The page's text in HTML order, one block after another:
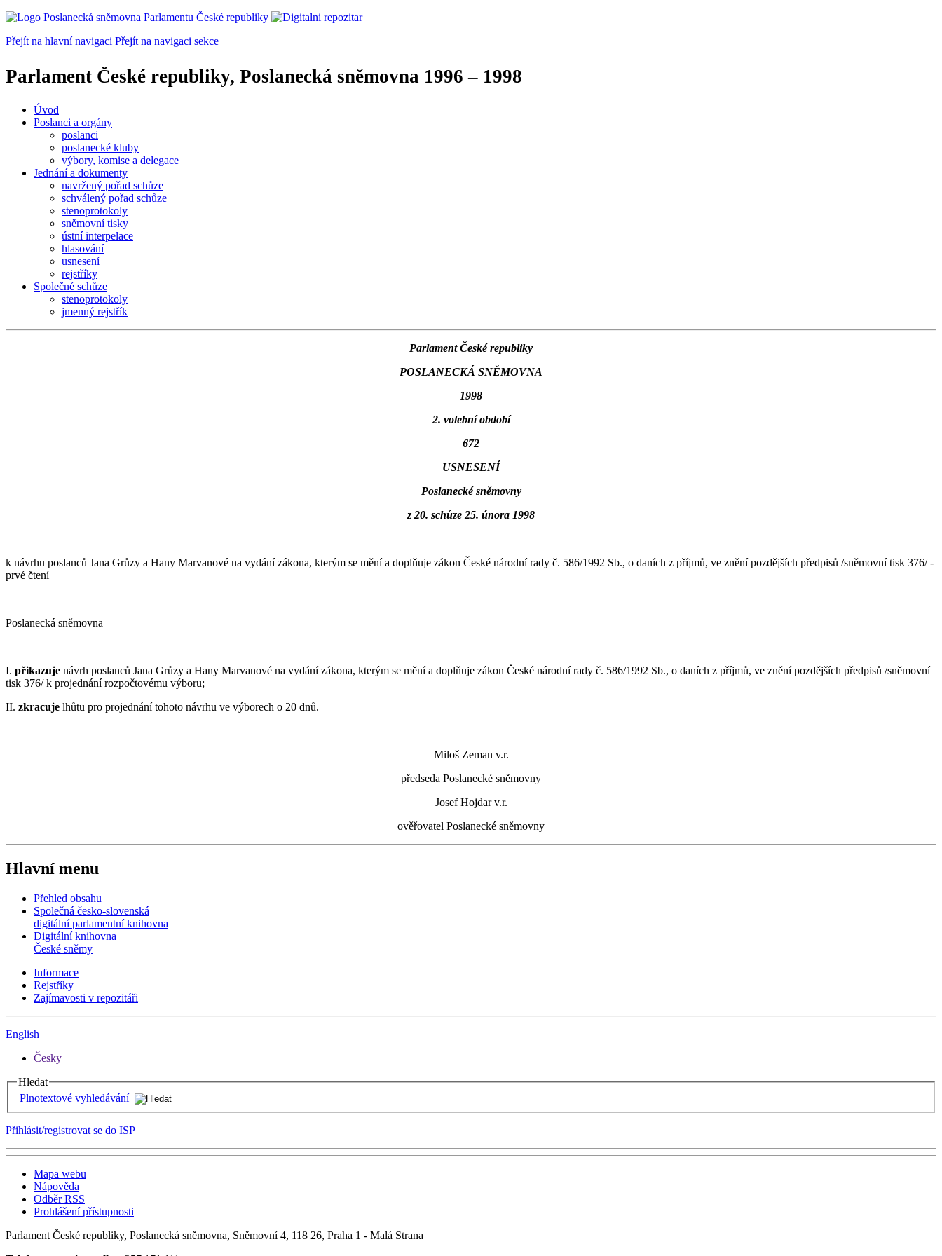
Přejít na hlavní navigaci Přejít na navigaci sekce
Parlament České republiky, Poslanecká sněmovna 1996 – 1998
Úvod
Poslanci a orgány
poslanci
poslanecké kluby
výbory, komise a delegace
Jednání a dokumenty
navržený pořad schůze
schválený pořad schůze
stenoprotokoly
sněmovní tisky
ústní interpelace
hlasování
usnesení
rejstříky
Společné schůze
stenoprotokoly
jmenný rejstřík
Parlament České republiky
POSLANECKÁ SNĚMOVNA
1998
2. volební období
672
USNESENÍ
Poslanecké sněmovny
z 20. schůze 25. února 1998
k návrhu poslanců Jana Grůzy a Hany Marvanové na vydání zákona, kterým se mění a doplňuje zákon České národní rady č. 586/1992 Sb., o daních z příjmů, ve znění pozdějších předpisů /sněmovní tisk 376/ -
prvé čtení
Poslanecká sněmovna
I. přikazuje návrh poslanců Jana Grůzy a Hany Marvanové na vydání zákona, kterým se mění a doplňuje zákon České národní rady č. 586/1992 Sb., o daních z příjmů, ve znění pozdějších předpisů /sněmovní
tisk 376/ k projednání rozpočtovému výboru;
II. zkracuje lhůtu pro projednání tohoto návrhu ve výborech o 20 dnů.
Miloš Zeman v.r.
předseda Poslanecké sněmovny
Josef Hojdar v.r.
ověřovatel Poslanecké sněmovny
Hlavní menu
Přehled obsahu
Společná česko-slovenská
digitální parlamentní knihovna
Digitální knihovna
České sněmy
Informace
Rejstříky
Zajímavosti v repozitáři
English
Česky
Hledat
Plnotextové vyhledávání
Přihlásit/registrovat se do ISP
Mapa webu
Nápověda
Odběr RSS
Prohlášení přístupnosti
Parlament České republiky, Poslanecká sněmovna, Sněmovní 4, 118 26, Praha 1 - Malá Strana